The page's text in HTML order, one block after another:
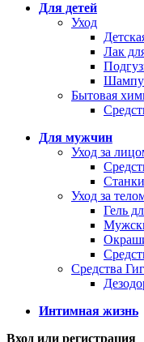
Для детей
Уход
Лак
Бытовая
Для мужчин
Уход за
Уход за
Гель
Средства
Интимная жизнь
Вход или регистрация